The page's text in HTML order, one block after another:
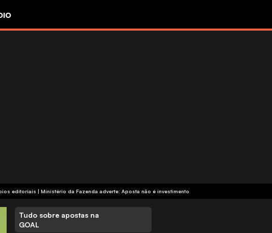
editoriais | Ministério da Fazenda adverte: Aposta não é investimento
Tudo sobre apostas na
GOAL